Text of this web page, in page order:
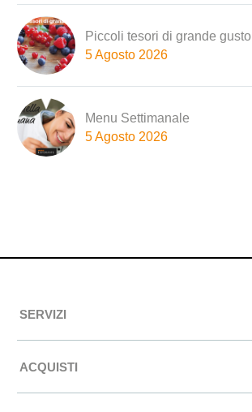
Piccoli tesori di grande gusto
5 Agosto 2026
Menu Settimanale
5 Agosto 2026
SERVIZI
ACQUISTI